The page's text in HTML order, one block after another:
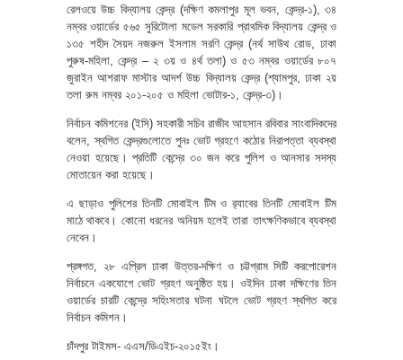
রেলওয়ে উচ্চ বিদ্যালয় কেন্দ্র (দক্ষিণ কমলাপুর মূল ভবন, কেন্দ্র-১), ৩৪
নম্বর ওয়ার্ডের ৫৬৫ সুরিটোলা মডেল সরকারি প্রাথমিক বিদ্যালয় কেন্দ্র ও
১৩৫ শহীদ সৈয়দ নজরুল ইসলাম সরণি কেন্দ্র (নর্থ সাউথ রোড, ঢাকা
পুরুষ-মহিলা, কেন্দ্র – ২ ৩য় ও ৪র্থ তলা) ও ৫৩ নম্বর ওয়ার্ডের ৮০৭
জুরাইন আশরাফ মাস্টার আদর্শ উচ্চ বিদ্যালয় কেন্দ্র (শ্যামপুর, ঢাকা ২য়
তলা রুম নম্বর ২০১-২০৫ ও মহিলা ভোটার-১, কেন্দ্র-৩)।
নির্বাচন কমিশনের (ইসি) সহকারী সচিব রাজীব আহসান রবিবার সাংবাদিকদের
বলেন, স্থগিত কেন্দ্রগুলোতে পুনঃ ভোট গ্রহণে কঠোর নিরাপত্তা ব্যবস্থা
নেওয়া হয়েছে। প্রতিটি কেন্দ্রে ৩০ জন করে পুলিশ ও আনসার সদস্য
মোতায়েন করা হয়েছে।
এ ছাড়াও পুলিশের তিনটি মোবাইল টিম ও র‌্যাবের তিনটি মোবাইল টিম
মাঠে থাকবে। কোনো ধরনের অনিয়ম হলেই তারা তাৎক্ষণিকভাবে ব্যবস্থা
নেবেন।
প্রঙ্গগত, ২৮ এপ্রিল ঢাকা উত্তর-দক্ষিণ ও চট্টগ্রাম সিটি করপোরেশন
নির্বাচনে একযোগে ভোট গ্রহণ অনুষ্ঠিত হয়। ওইদিন ঢাকা দক্ষিণের তিন
ওয়ার্ডের চারটি কেন্দ্রে সহিংসতার ঘটনা ঘটলে ভোট গ্রহণ স্থগিত করে
নির্বাচন কমিশন।
চাঁদপুর টাইমস- এএস/ডিএইচ-২০১৫ইং।